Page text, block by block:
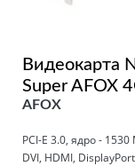
Видеокарта
Super AFOX
AFOX
PCI-E 3.0, ядро -
DVI, HDMI,